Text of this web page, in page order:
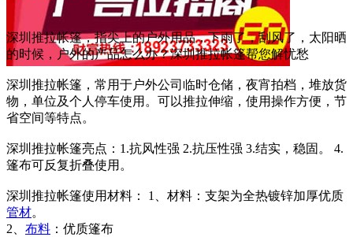
深圳推拉帐篷，指尖上的户外用品，下雨了，刮风了，太阳晒
的时候，户外的产品怎么办？深圳推拉帐篷帮您解忧愁
深圳推拉帐篷，常用于户外公司临时仓储，夜宵拍档，堆放货
物，单位及个人停车使用。可以推拉伸缩，使用操作方便，节
省空间等特点。
深圳推拉帐篷亮点：1.抗风性强 2.抗压性强 3.结实，稳固。 4.
篷布可反复折叠使用。
深圳推拉帐篷使用材料： 1、材料：支架为全热镀锌加厚优质
管材。
2、 布料 ：优质篷布